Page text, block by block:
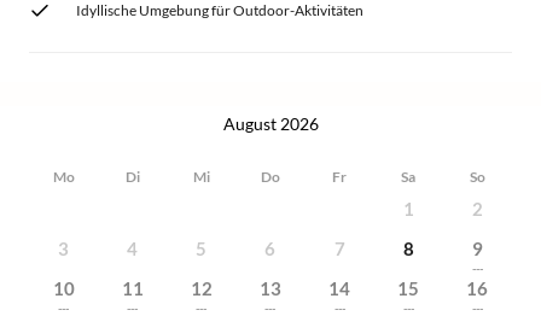
Idyllische Umgebung für Outdoor-Aktivitäten
August 2026
Mo Di Mi Do Fr Sa So
1
2
3
4 5 6 7 8 9
---
10
---
11
---
12
---
13
---
14
---
15
---
16
---